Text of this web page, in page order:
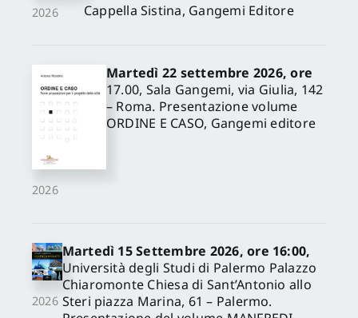
2026
Cappella Sistina, Gangemi Editore
2026
Martedì 22 settembre 2026, ore
17.00, Sala Gangemi, via Giulia, 142
– Roma. Presentazione volume
ORDINE E CASO, Gangemi editore
2026
Martedì 15 Settembre 2026, ore 16:00,
Università degli Studi di Palermo Palazzo
Chiaromonte Chiesa di Sant’Antonio allo
Steri piazza Marina, 61 – Palermo.